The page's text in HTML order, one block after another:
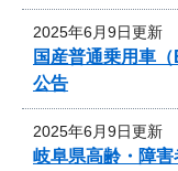
2025年6月9日更新
国産普通乗用車
公告
2025年6月9日更新
岐阜県高齢・障